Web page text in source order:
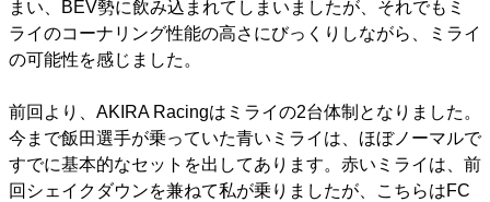
まい、BEV勢に飲み込まれてしまいましたが、それでもミ
ライのコーナリング性能の高さにびっくりしながら、ミライ
の可能性を感じました。
前回より、AKIRA Racingはミライの2台体制となりました。
今まで飯田選手が乗っていた青いミライは、ほぼノーマルで
すでに基本的なセットを出してあります。赤いミライは、前
回シェイクダウンを兼ねて私が乗りましたが、こちらはFC